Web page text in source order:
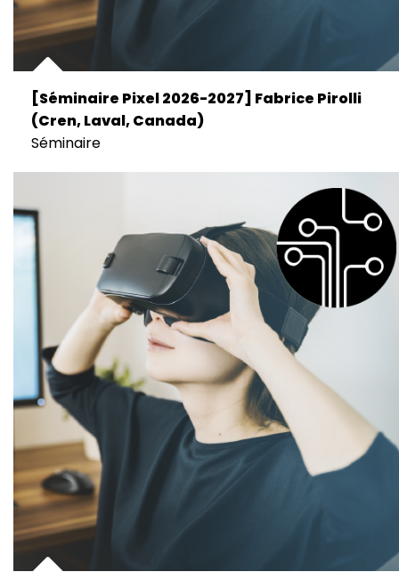
[Séminaire Pixel 2026-2027] Fabrice Pirolli
(Cren, Laval, Canada)
Séminaire